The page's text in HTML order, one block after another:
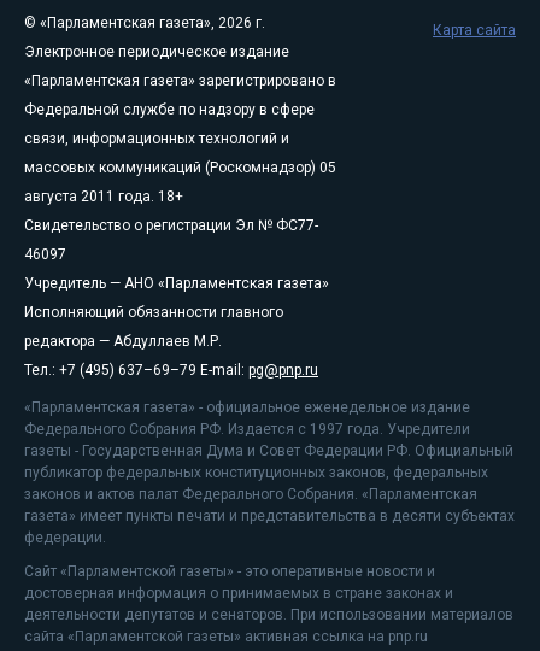
© «Парламентская газета», 2026 г.
Электронное периодическое издание
«Парламентская газета» зарегистрировано в
Федеральной службе по надзору в сфере
связи, информационных технологий и
массовых коммуникаций (Роскомнадзор) 05
августа 2011 года. 18+
Свидетельство о регистрации Эл № ФС77-
46097
Учредитель — АНО «Парламентская газета»
Исполняющий обязанности главного
редактора — Абдуллаев М.Р.
Тел.: +7 (495) 637–69–79 E-mail: pg@pnp.ru
«Парламентская газета» - официальное еженедельное издание
Федерального Собрания РФ. Издается с 1997 года. Учредители
газеты - Государственная Дума и Совет Федерации РФ. Официальный
публикатор федеральных конституционных законов, федеральных
законов и актов палат Федерального Собрания. «Парламентская
газета» имеет пункты печати и представительства в десяти субъектах
федерации.
Сайт «Парламентской газеты» - это оперативные новости и
достоверная информация о принимаемых в стране законах и
деятельности депутатов и сенаторов. При использовании материалов
сайта «Парламентской газеты» активная ссылка на pnp.ru
Карта сайта